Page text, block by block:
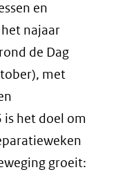
en
najaar
de Dag
met
het doel om
groeit: